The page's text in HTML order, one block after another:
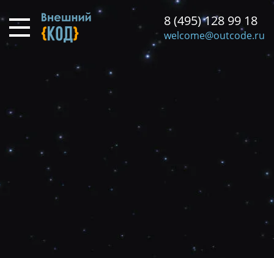
к
основному
содержанию
8 (495) 128 99 18
welcome@outcode.ru